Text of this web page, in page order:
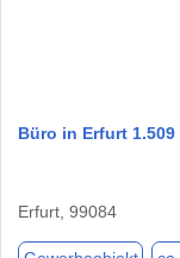
Büro in Erfurt 1.509
Erfurt, 99084